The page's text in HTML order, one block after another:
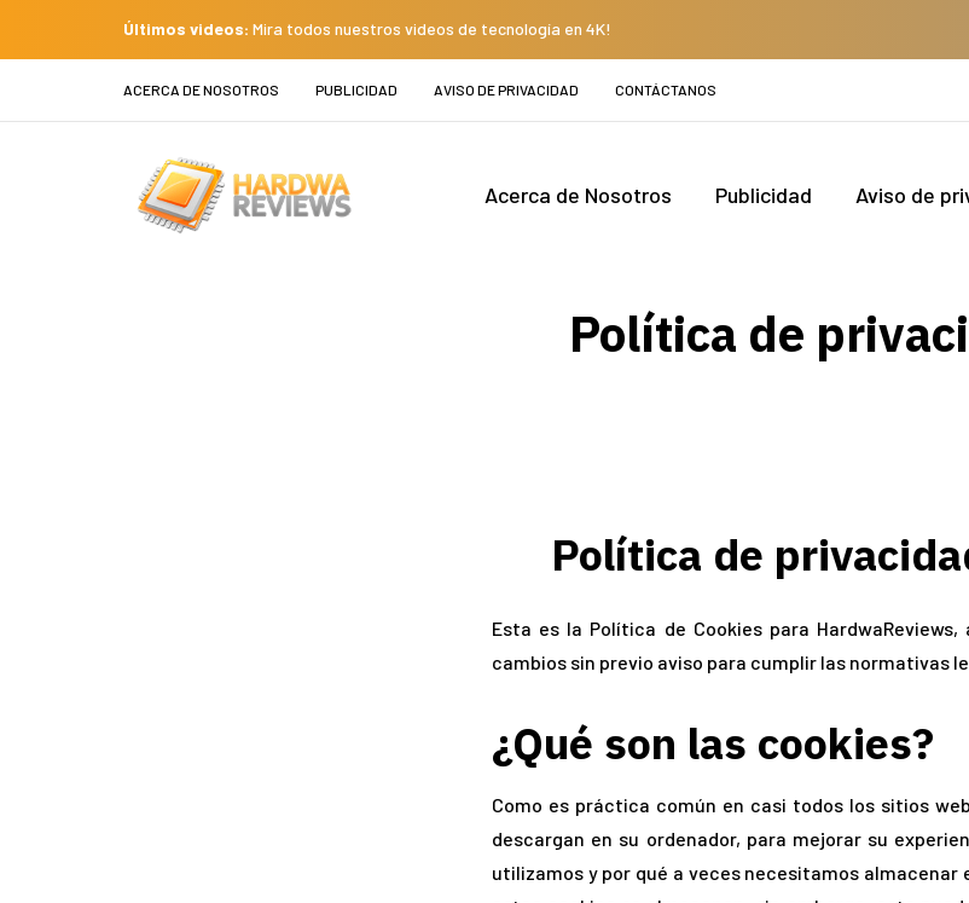
Últimos videos: Mira todos nuestros videos de tecnología en 4K!
ACERCA DE NOSOTROS PUBLICIDAD AVISO DE PRIVACIDAD CONTÁCTANOS
Acerca de Nosotros Publicidad Aviso de
Política de
Política de
Esta es la Política de Cookies para HardwaReviews,
cambios sin previo aviso para cumplir las normativas
¿Qué son las cookies?
Como es práctica común en casi todos los sitios
descargan en su ordenador, para mejorar su
utilizamos y por qué a veces necesitamos